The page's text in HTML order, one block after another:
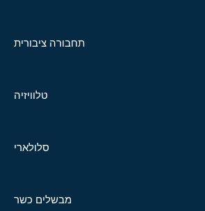
תחבורה ציבורית
טלוויזיה
סלולארי
מבשלים כשר